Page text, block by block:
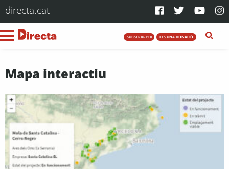
directa.cat
SUBSCRIU-T'HI FES UNA DONACIÓ
Mapa interactiu